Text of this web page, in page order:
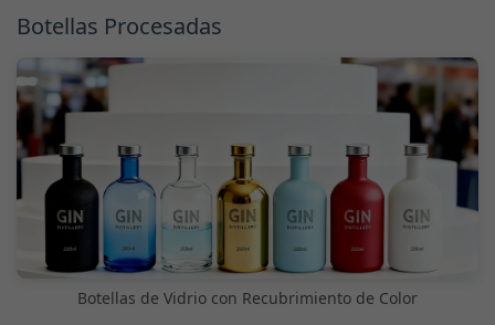
Botellas Procesadas
Botellas de Vidrio con Recubrimiento de Color